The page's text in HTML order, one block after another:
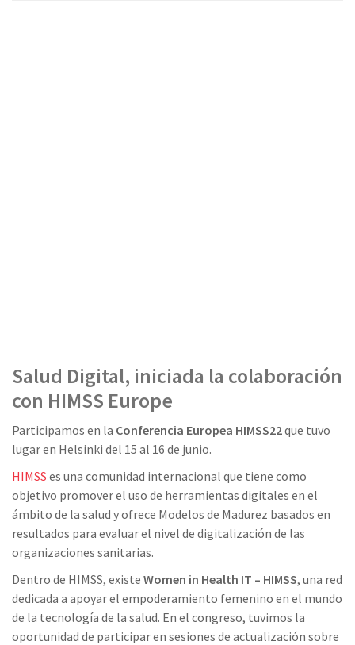
Salud Digital, iniciada la colaboración
con HIMSS Europe
Participamos en la Conferencia Europea HIMSS22que tuvo
lugar en Helsinki del 15 al 16 de junio.
HIMSS es una comunidad internacional que tiene como
objetivo promover el uso de herramientas digitales en el
ámbito de la salud y ofrece Modelos de Madurez basados en
resultados para evaluar el nivel de digitalización de las
organizaciones sanitarias.
Dentro de HIMSS, existe Women in Health IT – HIMSS, una red
dedicada a apoyar el empoderamiento femenino en el mundo
de la tecnología de la salud. En el congreso, tuvimos la
oportunidad de participar en sesiones de actualización sobre